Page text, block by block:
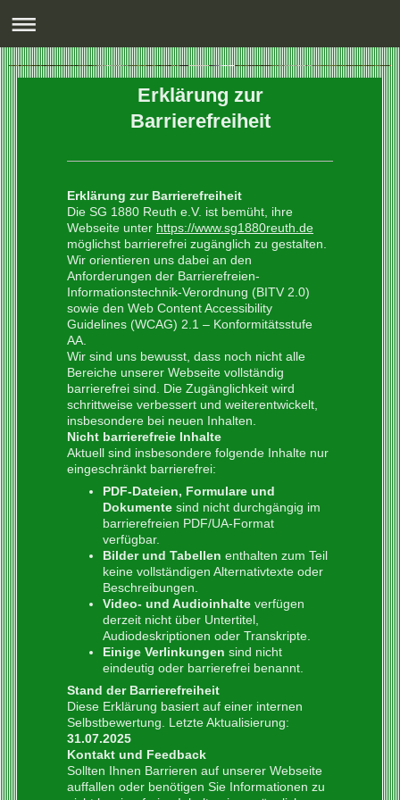
Erklärung zur
Barrierefreiheit
Erklärung zur Barrierefreiheit
Die SG 1880 Reuth e.V. ist bemüht, ihre
Webseite unter https://www.sg1880reuth.de
möglichst barrierefrei zugänglich zu gestalten.
Wir orientieren uns dabei an den
Anforderungen der Barrierefreien-
Informationstechnik-Verordnung (BITV 2.0)
sowie den Web Content Accessibility
Guidelines (WCAG) 2.1 – Konformitätsstufe
AA.
Wir sind uns bewusst, dass noch nicht alle
Bereiche unserer Webseite vollständig
barrierefrei sind. Die Zugänglichkeit wird
schrittweise verbessert und weiterentwickelt,
insbesondere bei neuen Inhalten.
Nicht barrierefreie Inhalte
Aktuell sind insbesondere folgende Inhalte nur
eingeschränkt barrierefrei:
PDF-Dateien, Formulare und
Dokumente sind nicht durchgängig im
barrierefreien PDF/UA-Format
verfügbar.
Bilder und Tabellen enthalten zum Teil
keine vollständigen Alternativtexte oder
Beschreibungen.
Video- und Audioinhalte verfügen
derzeit nicht über Untertitel,
Audiodeskriptionen oder Transkripte.
Einige Verlinkungen sind nicht
eindeutig oder barrierefrei benannt.
Stand der Barrierefreiheit
Diese Erklärung basiert auf einer internen
Selbstbewertung. Letzte Aktualisierung:
31.07.2025
Kontakt und Feedback
Sollten Ihnen Barrieren auf unserer Webseite
auffallen oder benötigen Sie Informationen zu